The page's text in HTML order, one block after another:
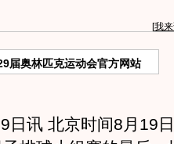
[我
届奥林匹克运动会官方网站
北京时间8月19日